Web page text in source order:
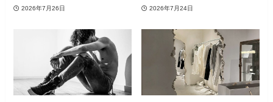
2026年7月26日 2026年7月24日